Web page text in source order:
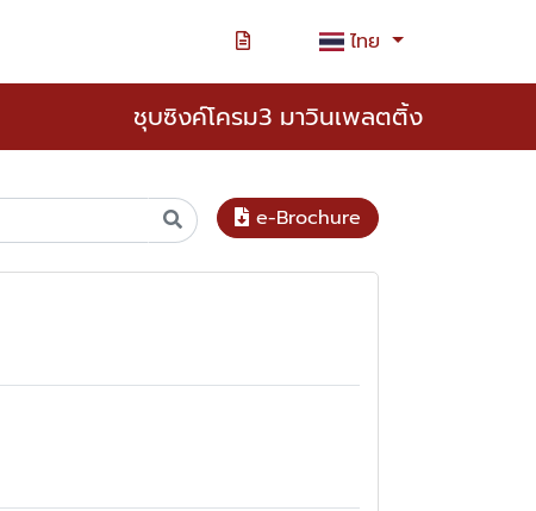
ไทย
ชุบซิงค์โครม3 มาวินเพลตติ้ง
e-Brochure